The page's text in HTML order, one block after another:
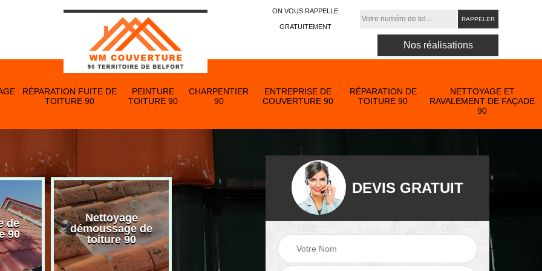
ON VOUS RAPPELLE
GRATUITEMENT
Nos réalisations
RÉPARATION FUITE DE
TOITURE 90
PEINTURE
TOITURE 90
CHARPENTIER
90
ENTREPRISE DE
COUVERTURE 90
RÉPARATION DE
TOITURE 90
NETTOYAGE ET
RAVALEMENT DE FAÇADE
90
de
90
Nettoyage
démoussage de
toiture 90
Nettoyage et pose
de gouttière 90
Peinture toiture 90
DEVIS GRATUIT